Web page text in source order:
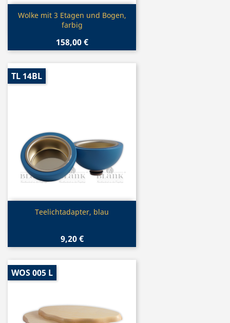
 Vorschau
Wolke mit 3 Etagen und Bogen,
farbig
158,00 €
Vorschau
Teelichtadapter, blau
9,20 €
TL 14BL
WOS 005 L